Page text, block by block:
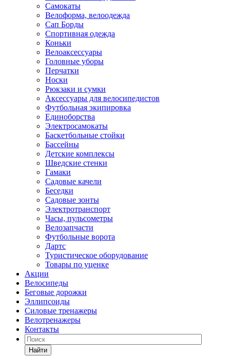
Самокаты
Велоформа, велоодежда
Сап Борды
Спортивная одежда
Коньки
Велоаксессуары
Головные уборы
Перчатки
Носки
Рюкзаки и сумки
Аксессуары для велосипедистов
Футбольная экипировка
Единоборства
Электросамокаты
Баскетбольные стойки
Бассейны
Детские комплексы
Шведские стенки
Гамаки
Садовые качели
Беседки
Садовые зонты
Электротранспорт
Часы, пульсометры
Велозапчасти
Футбольные ворота
Дартс
Туристическое оборудование
Товары по уценке
Акции
Велосипеды
Беговые дорожки
Эллипсоиды
Силовые тренажеры
Велотренажеры
Контакты
Найти